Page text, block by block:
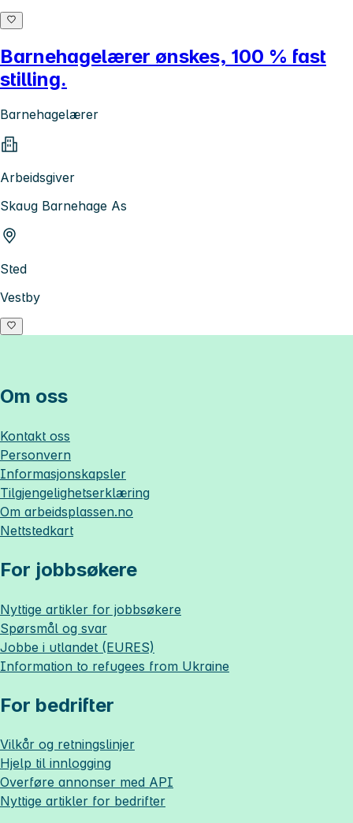
Barnehagelærer ønskes, 100 % fast
stilling.
Barnehagelærer
Arbeidsgiver
Skaug Barnehage As
Sted
Vestby
Om oss
Kontakt oss
Personvern
Informasjonskapsler
Tilgjengelighetserklæring
Om arbeidsplassen.no
Nettstedkart
For jobbsøkere
Nyttige artikler for jobbsøkere
Spørsmål og svar
Jobbe i utlandet (EURES)
Information to refugees from Ukraine
For bedrifter
Vilkår og retningslinjer
Hjelp til innlogging
Overføre annonser med API
Nyttige artikler for bedrifter